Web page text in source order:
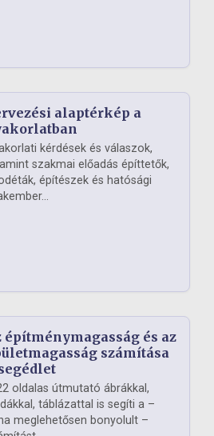
alaptérkép a
kérdések és válaszok,
szakmai előadás építtetők,
építészek és hatósági
építménymagasság és az
számítása
oldalas útmutató ábrákkal,
táblázattal is segíti a –
meglehetősen bonyolult –